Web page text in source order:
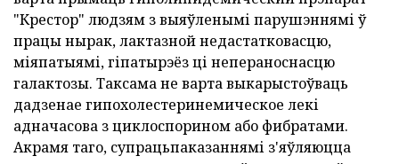
"Крестор" людзям з выяўленымі парушэннямі ў
працы нырак, лактазной недастатковасцю,
міяпатыямі, гіпатырэёз ці непераноснасцю
галактозы. Таксама не варта выкарыстоўваць
дадзенае гипохолестеринемическое лекі
адначасова з циклоспорином або фибратами.
Акрамя таго, супрацьпаказаннямі з'яўляюцца